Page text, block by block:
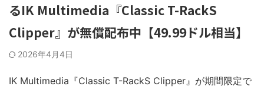
るIK Multimedia『Classic T-RackS
Clipper』が無償配布中【49.99ドル相当】
2026年4月4日
IK Multimedia『Classic T-RackS Clipper』が期間限定で